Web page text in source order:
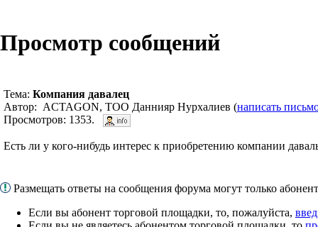
Просмотр сообщений
Тема: Компания давалец
Автор: ACTAGON, ТОО Даннияр Нурхалиев (написать
Просмотров: 1353.
Есть ли у кого-нибудь интерес к приобретению компании
Размещать ответы на сообщения форума могут только
Если вы абонент торговой площадки, то, пожалуйста,